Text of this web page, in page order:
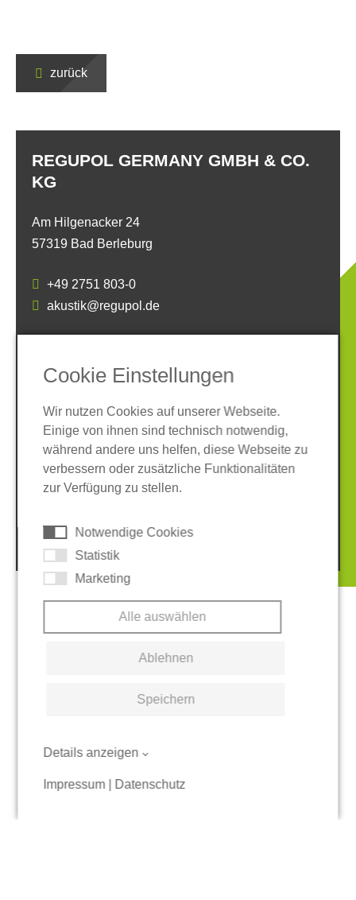
zurück
REGUPOL GERMANY GMBH & CO.
KG
Am Hilgenacker 24
57319 Bad Berleburg
+49 2751 803-0
akustik@regupol.de
SOCIAL MEDIA
© 2026 REGUPOL Germany GmbH & Co. KG
Cookie Einstellungen
Wir nutzen Cookies auf unserer Webseite.
Einige von ihnen sind technisch notwendig,
während andere uns helfen, diese Webseite zu
verbessern oder zusätzliche Funktionalitäten
zur Verfügung zu stellen.
Notwendige Cookies
Statistik
Marketing
Alle auswählen
Ablehnen
Speichern
Details anzeigen
Impressum Datenschutz